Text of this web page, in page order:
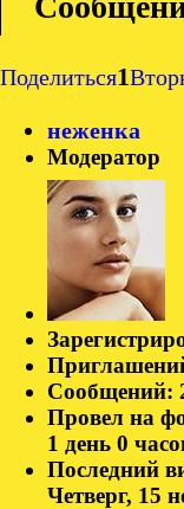
Поделиться1
неженка
Модератор
Сообщений:
Провел на
1 день 0
Последний
Четверг, 15